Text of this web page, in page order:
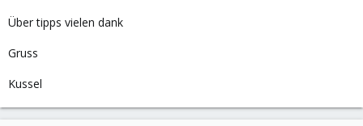
Über tipps vielen dank
Gruss
Kussel